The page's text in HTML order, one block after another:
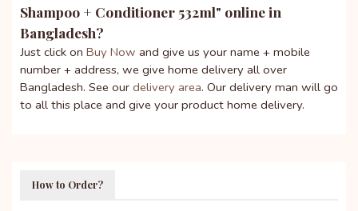
Shampoo + Conditioner 532ml" online in
Bangladesh?
Just click on Buy Now and give us your name + mobile
number + address, we give home delivery all over
Bangladesh. See our delivery area. Our delivery man will go
to all this place and give your product home delivery.
How to Order?